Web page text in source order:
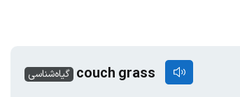
گیاه‌شناسی couch grass